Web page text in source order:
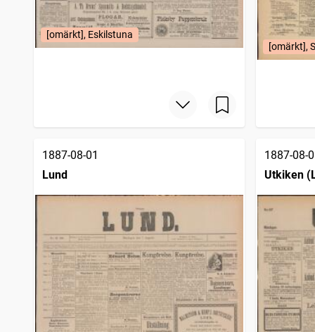
[omärkt], Eskilstuna
[omärkt],
1887-08-01
Lund
1887-08-
Utkiken